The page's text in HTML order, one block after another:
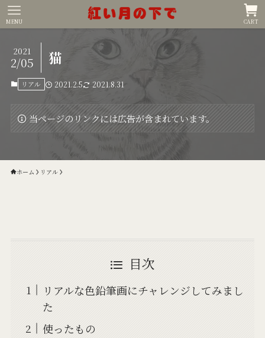
CART
MENU
猫
2021
2/05
リアル 2021.2.5 2021.8.31
当ページのリンクには広告が含まれています。
ホーム リアル
目次
リアルな色鉛筆画にチャレンジしてみまし
た
使ったもの